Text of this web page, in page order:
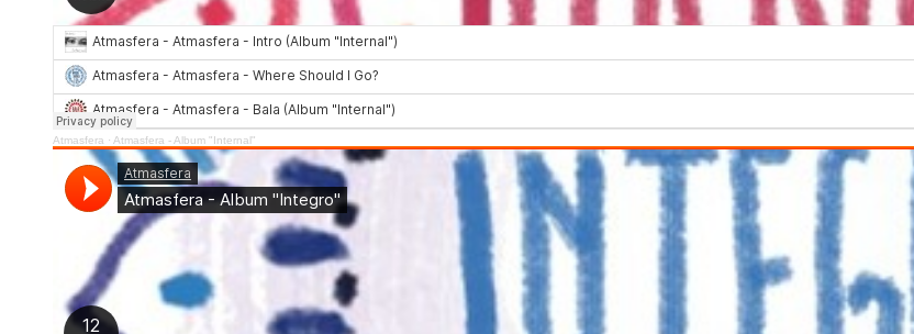
Atmasfera · Atmasfera - Album "Internal"